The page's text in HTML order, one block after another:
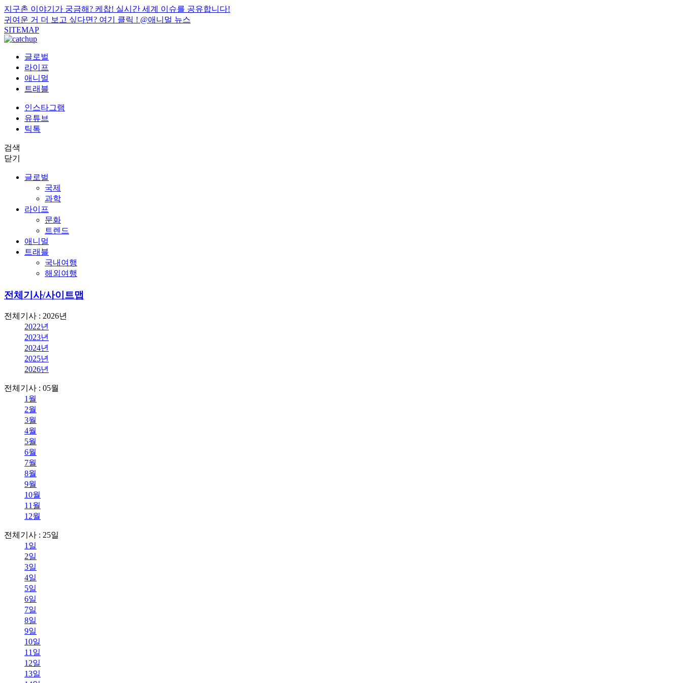
지구촌 이야기가 궁금해? 케찹! 실시간 세계 이슈를 공유합니다!
귀여운 거 더 보고 싶다면? 여기 클릭 ! @애니멀 뉴스
SITEMAP
글로벌
라이프
애니멀
트래블
인스타그램
유튜브
틱톡
검색
닫기
글로벌
국제
과학
라이프
문화
트렌드
애니멀
트래블
국내여행
해외여행
전체기사/사이트맵
전체기사 : 2026년
2022년
2023년
2024년
2025년
2026년
전체기사 : 05월
1월
2월
3월
4월
5월
6월
7월
8월
9월
10월
11월
12월
전체기사 : 25일
1일
2일
3일
4일
5일
6일
7일
8일
9일
10일
11일
12일
13일